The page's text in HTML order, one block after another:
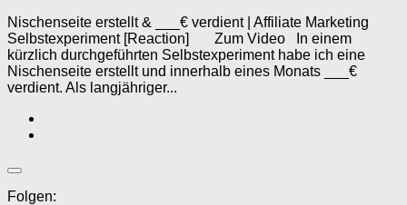
Nischenseite erstellt & ___€ verdient | Affiliate Marketing
Selbstexperiment [Reaction] Zum Video In einem
kürzlich durchgeführten Selbstexperiment habe ich eine
Nischenseite erstellt und innerhalb eines Monats ___€
verdient. Als langjähriger...
Folgen: